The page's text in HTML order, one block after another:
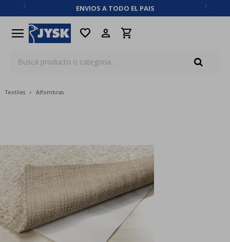
ENVIOS A TODO EL PAIS
menu favorite
Textiles Alfombras
close